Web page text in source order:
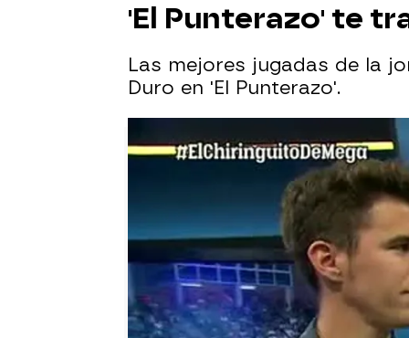
'El Punterazo' te
Las mejores jugadas de la
Duro en 'El Punterazo'.